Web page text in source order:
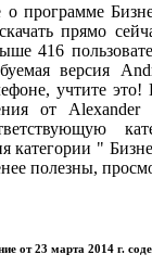
программе
прямо
416
версия
учтите
от
категории "
полезны,
от 23 марта 2014 г.